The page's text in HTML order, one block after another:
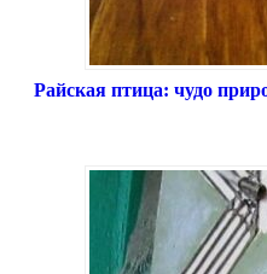
Райская птица: чудо